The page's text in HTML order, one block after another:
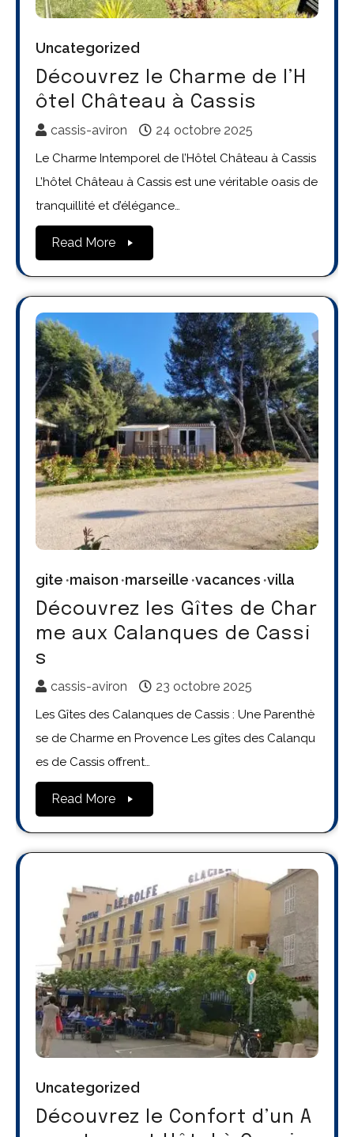
Uncategorized
Découvrez le Charme de l’H
ôtel Château à Cassis
cassis-aviron 24 octobre 2025
Le Charme Intemporel de l’Hôtel Château à Cassis
L’hôtel Château à Cassis est une véritable oasis de
tranquillité et d’élégance…
Read More
gite maison marseille vacances villa
Découvrez les Gîtes de Char
me aux Calanques de Cassi
s
cassis-aviron 23 octobre 2025
Les Gîtes des Calanques de Cassis : Une Parenthè
se de Charme en Provence Les gîtes des Calanqu
es de Cassis offrent…
Read More
Uncategorized
Découvrez le Confort d’un A